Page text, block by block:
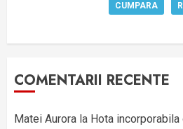
CUMPARA
COMENTARII RECENTE
Matei Aurora la Hota